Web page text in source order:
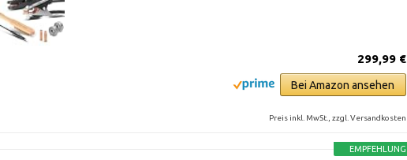
299,99 €
Bei Amazon ansehen
Preis inkl. MwSt., zzgl. Versandkosten
EMPFEHLUNG